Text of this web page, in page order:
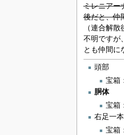
ミレニアー
後だと、仲
（連合解
不明ですが
とも仲間に
頭部
宝箱
胴体
宝箱
右足一
宝箱